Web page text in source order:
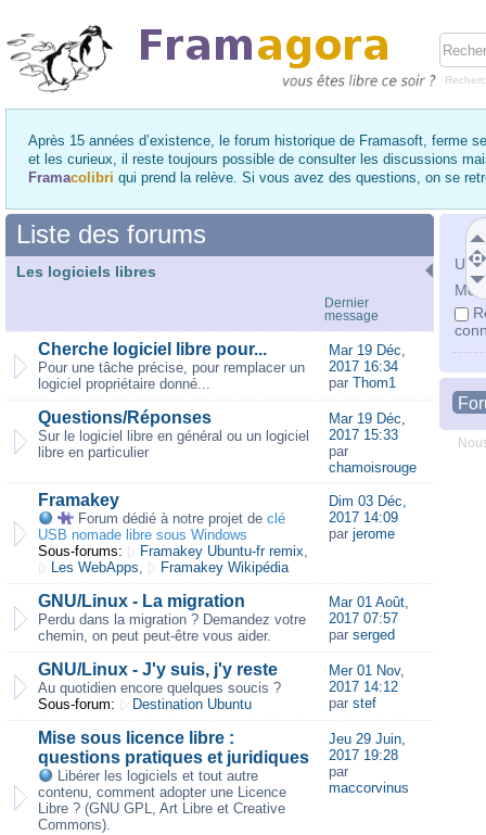
Après 15 années d’existence, le forum historique de Framasoft, ferme
et les curieux, il reste toujours possible de consulter les discussions
Framacolibri qui prend la relève. Si vous avez des questions, on se
Mot
Liste des forums
Les logiciels libres
Dernier
message
Cherche logiciel libre pour...
Pour une tâche précise, pour remplacer un
logiciel propriétaire donné...
Mar 19 Déc,
2017 16:34
par Thom1
Questions/Réponses
Sur le logiciel libre en général ou un logiciel
libre en particulier
Mar 19 Déc,
2017 15:33
par
chamoisrouge
Framakey
Forum dédié à notre projet de clé
USB nomade libre sous Windows
Sous-forums:
Framakey Ubuntu-fr remix,
Les WebApps, Framakey Wikipédia
Dim 03 Déc,
2017 14:09
par jerome
GNU/Linux - La migration
Perdu dans la migration ? Demandez votre
chemin, on peut peut-être vous aider.
Mar 01 Août,
2017 07:57
par serged
GNU/Linux - J'y suis, j'y reste
Au quotidien encore quelques soucis ?
Sous-forum:
Destination Ubuntu
Mer 01 Nov,
2017 14:12
par stef
Mise sous licence libre :
questions pratiques et juridiques
Libérer les logiciels et tout autre
contenu, comment adopter une Licence
Libre ? (GNU GPL, Art Libre et Creative
Commons).
Jeu 29 Juin,
2017 19:28
par
maccorvinus